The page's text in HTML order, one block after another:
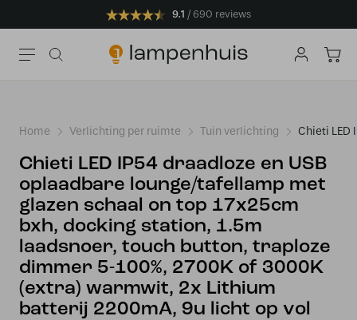
9.1 690 reviews
Home Verlichting per ruimte Tuin verlichting Chieti LED
Chieti LED IP54 draadloze en USB
oplaadbare lounge/tafellamp met
glazen schaal on top 17x25cm
bxh, docking station, 1.5m
laadsnoer, touch button, traploze
dimmer 5-100%, 2700K of 3000K
(extra) warmwit, 2x Lithium
batterij 2200mA, 9u licht op vol